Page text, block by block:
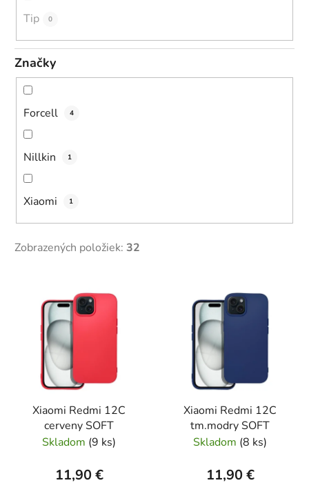
Tip 0
Značky
Forcell 4
Nillkin 1
Xiaomi 1
Zobrazených položiek: 32
Xiaomi Redmi 12C
cerveny SOFT
Skladom (9 ks)
11,90 €
Xiaomi Redmi 12C
tm.modry SOFT
Skladom (8 ks)
11,90 €